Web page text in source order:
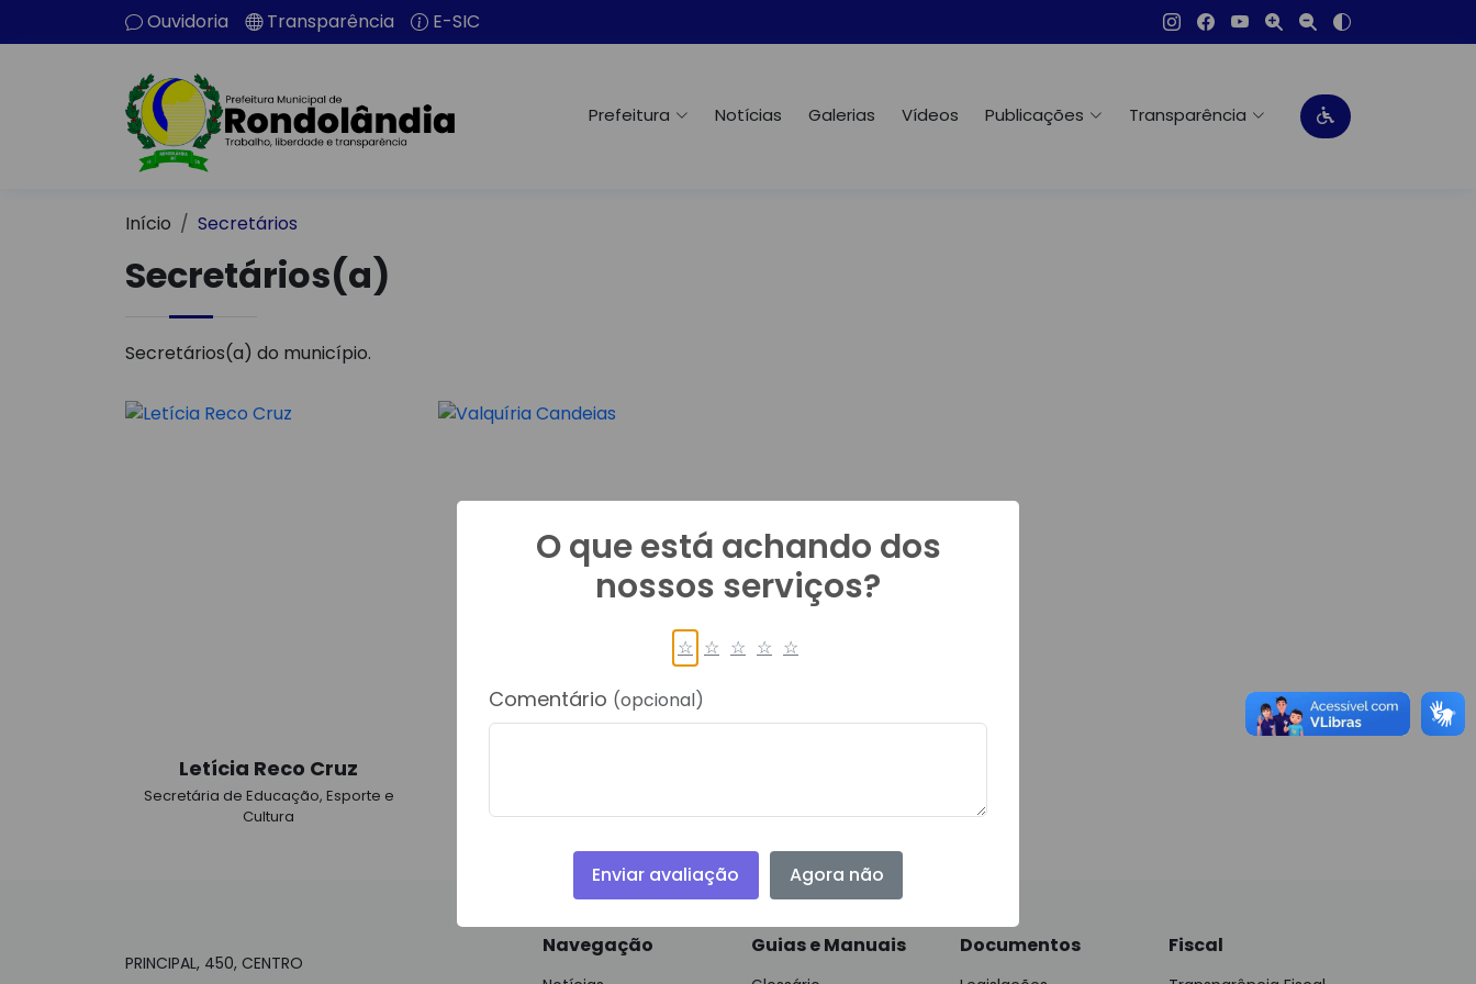
Ouvidoria Transparência E-SIC
Prefeitura Notícias Galerias Vídeos Publicações Transparência
Início Secretários
Secretários(a)
Secretários(a) do município.
Letícia Reco Cruz
Secretária de Educação, Esporte e
Cultura
PRINCIPAL, 450, CENTRO
Navegação Guias e Manuais Documentos Fiscal
O que está achando dos
nossos serviços?
☆ ☆ ☆ ☆ ☆
Comentário (opcional)
Enviar avaliação Agora não